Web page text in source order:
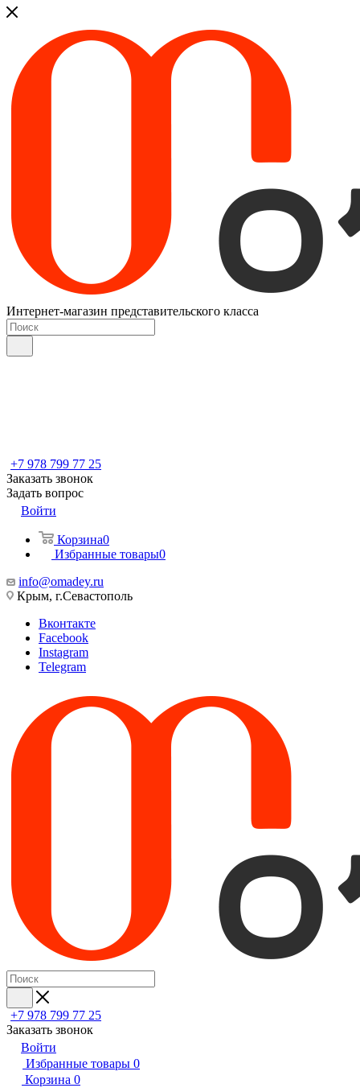
Интернет-магазин представительского класса
+7 978 799 77 25
Заказать звонок
Задать вопрос
Войти
Корзина0
Избранные товары0
info@omadey.ru
Крым, г.Севастополь
Вконтакте
Facebook
Instagram
Telegram
+7 978 799 77 25
Заказать звонок
Войти
Избранные товары 0
Корзина 0